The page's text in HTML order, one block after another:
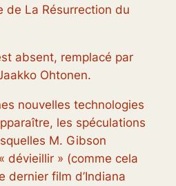
de La Résurrection du
absent, remplacé par
Ohtonen.
nouvelles technologies
les spéculations
M. Gibson
dévieillir » (comme cela
dernier film d’Indiana